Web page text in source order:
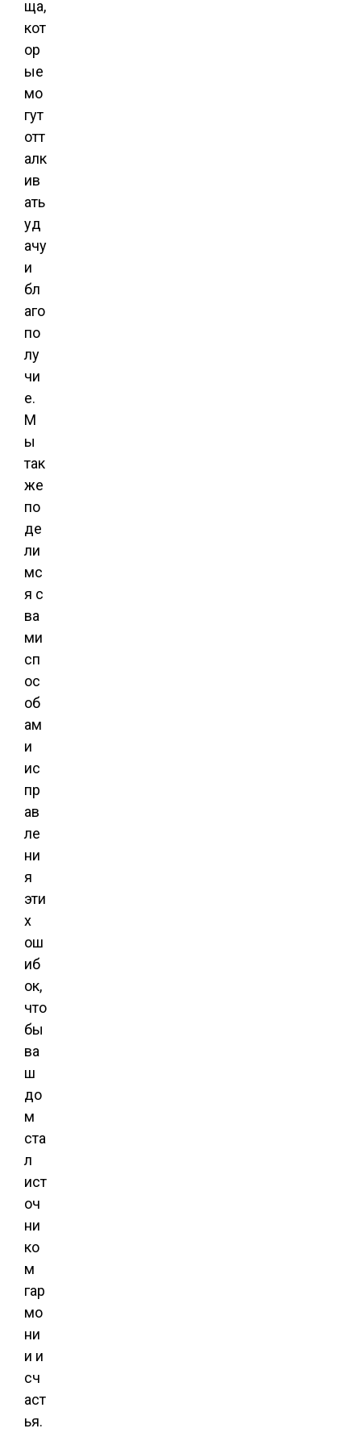
ща,
кот
ор
ые
мо
гут
отт
алк
ив
ать
уд
ачу
и
бл
аго
по
лу
чи
е.
М
ы
так
же
по
де
ли
мс
я с
ва
ми
сп
ос
об
ам
и
ис
пр
ав
ле
ни
я
эти
х
ош
иб
ок,
что
бы
ва
ш
до
м
ста
л
ист
оч
ни
ко
м
гар
мо
ни
и и
сч
аст
ья.